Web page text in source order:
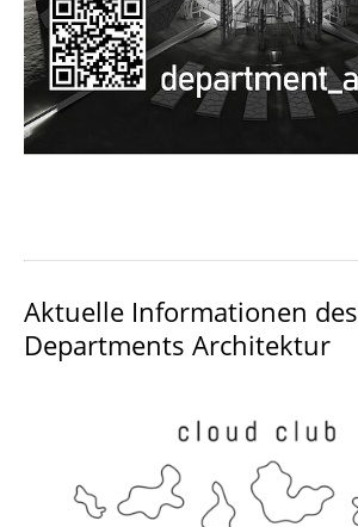
Aktuelle Informationen des
Departments Architektur